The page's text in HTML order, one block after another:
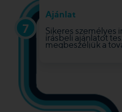
7
Ajánlat
Sikeres személyes
írásbeli ajánlatot
megbeszéljük a